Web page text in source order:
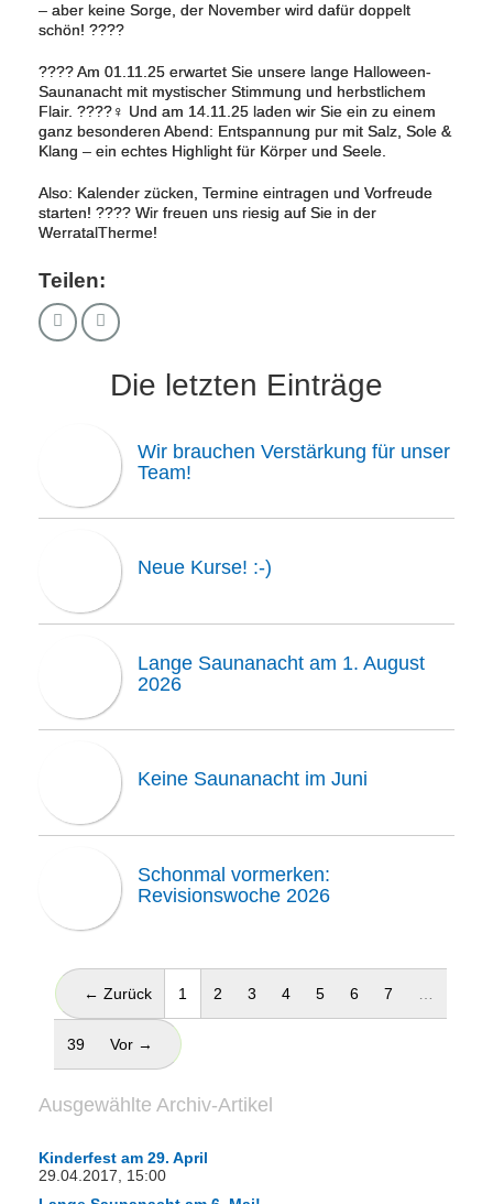
– aber keine Sorge, der November wird dafür doppelt
schön! ????
???? Am 01.11.25 erwartet Sie unsere lange Halloween-
Saunanacht mit mystischer Stimmung und herbstlichem
Flair. ????‍♀️ Und am 14.11.25 laden wir Sie ein zu einem
ganz besonderen Abend: Entspannung pur mit Salz, Sole &
Klang – ein echtes Highlight für Körper und Seele.
Also: Kalender zücken, Termine eintragen und Vorfreude
starten! ???? Wir freuen uns riesig auf Sie in der
WerratalTherme!
Teilen:
Die letzten Einträge
Wir brauchen Verstärkung für unser
Team!
Neue Kurse! :-)
Lange Saunanacht am 1. August
2026
Keine Saunanacht im Juni
Schonmal vormerken:
Revisionswoche 2026
← Zurück 1 (aktuell)
2 3 4 5 6 7
39 Vor →
Ausgewählte Archiv-Artikel
Kinderfest am 29. April
29.04.2017, 15:00